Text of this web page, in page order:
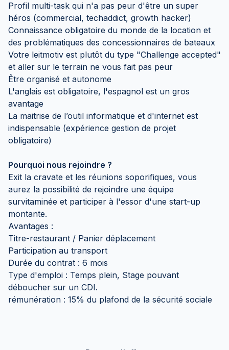
Profil multi-task qui n'a pas peur d'être un super
héros (commercial, techaddict, growth hacker)
Connaissance obligatoire du monde de la location et
des problématiques des concessionnaires de bateaux
Votre leitmotiv est plutôt du type "Challenge accepted"
et aller sur le terrain ne vous fait pas peur
Être organisé et autonome
L'anglais est obligatoire, l'espagnol est un gros
avantage
La maitrise de l’outil informatique et d'internet est
indispensable (expérience gestion de projet
obligatoire)
Pourquoi nous rejoindre ?
Exit la cravate et les réunions soporifiques, vous
aurez la possibilité de rejoindre une équipe
survitaminée et participer à l'essor d'une start-up
montante.
Avantages :
Titre-restaurant / Panier déplacement
Participation au transport
Durée du contrat : 6 mois
Type d'emploi : Temps plein, Stage pouvant
déboucher sur un CDI.
rémunération : 15% du plafond de la sécurité sociale